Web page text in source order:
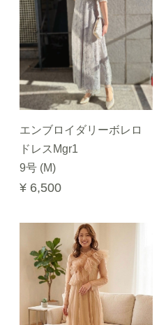
エンブロイダリーボレロ
ドレスMgr1
9号 (M)
¥ 6,500